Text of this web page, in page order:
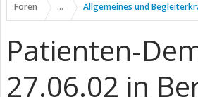
Foren ... Allgemeines und
Patienten-
27.06.02 in